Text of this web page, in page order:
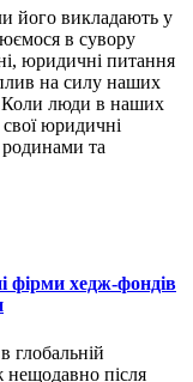
його викладають у
в сувору
юридичні питання
на силу наших
Коли люди в наших
свої юридичні
родинами та
фірми хедж-фондів
глобальній
нещодавно після